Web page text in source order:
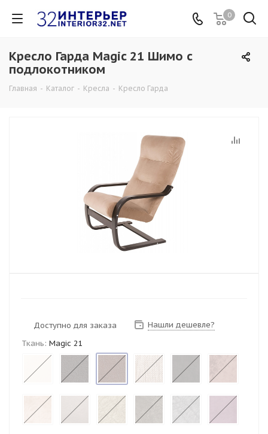
0
Кресло Гарда Magic 21 Шимо с
подлокотником
Главная - Каталог - Кресла - Кресло Гарда
Доступно для заказа
Нашли дешевле?
Ткань: Magic 21